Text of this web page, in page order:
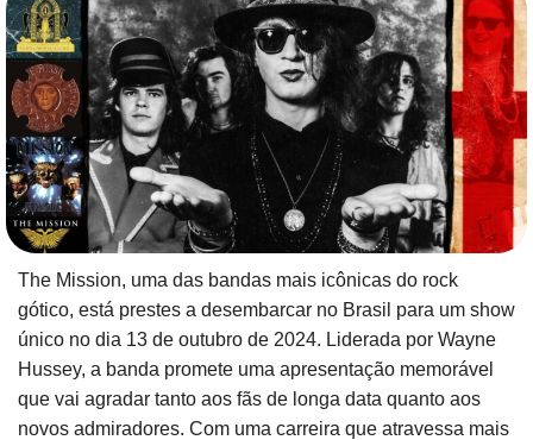
The Mission, uma das bandas mais icônicas do rock
gótico, está prestes a desembarcar no Brasil para um show
único no dia 13 de outubro de 2024. Liderada por Wayne
Hussey, a banda promete uma apresentação memorável
que vai agradar tanto aos fãs de longa data quanto aos
novos admiradores. Com uma carreira que atravessa mais